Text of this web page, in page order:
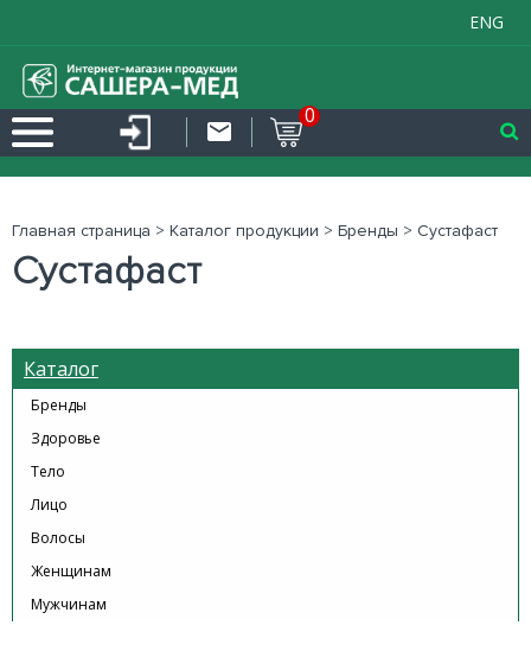
ENG
0
Главная страница > Каталог продукции > Бренды > Сустафаст
Сустафаст
Каталог
Бренды
Здоровье
Тело
Лицо
Волосы
Женщинам
Мужчинам